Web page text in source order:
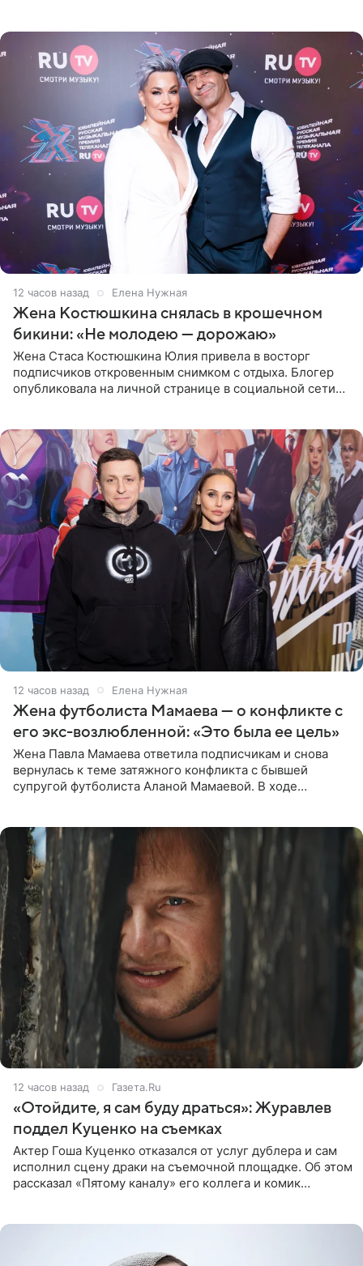
12 часов назад Елена Нужная
Жена Костюшкина снялась в крошечном
бикини: «Не молодею — дорожаю»
Жена Стаса Костюшкина Юлия привела в восторг
подписчиков откровенным снимком с отдыха. Блогер
опубликовала на личной странице в социальной сети
12 часов назад Елена Нужная
Жена футболиста Мамаева — о конфликте с
его экс-возлюбленной: «Это была ее цель»
Жена Павла Мамаева ответила подписчикам и снова
вернулась к теме затяжного конфликта с бывшей
супругой футболиста Аланой Мамаевой. В ходе
12 часов назад Газета.Ru
«Отойдите, я сам буду драться»: Журавлев
поддел Куценко на съемках
Актер Гоша Куценко отказался от услуг дублера и сам
исполнил сцену драки на съемочной площадке. Об этом
рассказал «Пятому каналу» его коллега и комик